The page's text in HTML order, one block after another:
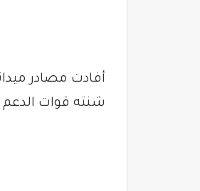
أفادت مصادر
شنته قوات